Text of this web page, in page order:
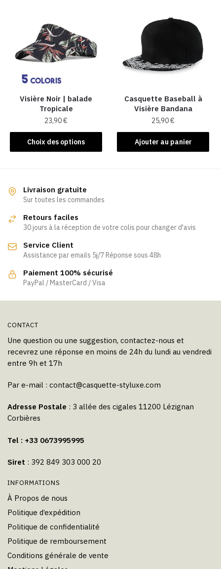
options
peuvent
être
choisies
page
du
produit
choisies
la
page
du
produit
Visière Noir | balade
Tropicale
23,90€
Choix des options
Ce
produit
variations.
Les
peuvent
choisies
sur
la
page
Casquette Baseball à
Visière Bandana
25,90€
Ajouter au panier
Livraison gratuite
Sur toutes les commandes
Retours faciles
30 jours à la réception de votre colis pour changer d'avis
Service Client
Assistance par emails 5j/7 Réponse sous 48h
Paiement 100% sécurisé
PayPal / MasterCard / Visa
CONTACT
Une question ou une suggestion, contactez-nous et
recevrez une réponse en moins de 24h du lundi au vendredi
entre 9h et 17h
Par e-mail : contact@casquette-styluxe.com
Adresse Postale : 3 allée des cigales 11200 Lézignan
Corbières
Tel : +33 0673995995
Siret : 392 849 303 000 20
INFORMATIONS
À Propos de nous
Politique d’expédition
Politique de confidentialité
Politique de remboursement
Conditions générale de vente